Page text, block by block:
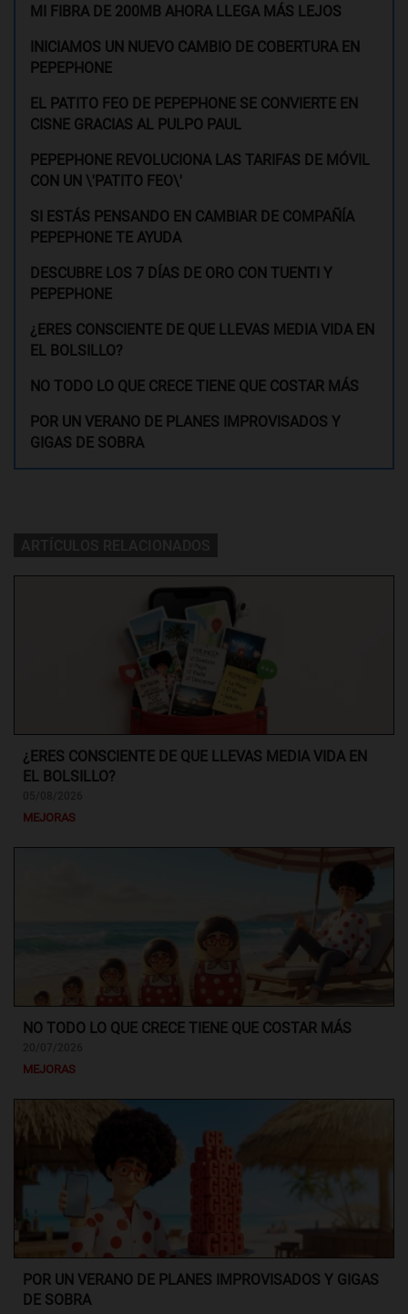
MI FIBRA DE 200MB AHORA LLEGA MÁS LEJOS
INICIAMOS UN NUEVO CAMBIO DE COBERTURA EN
PEPEPHONE
EL PATITO FEO DE PEPEPHONE SE CONVIERTE EN
CISNE GRACIAS AL PULPO PAUL
PEPEPHONE REVOLUCIONA LAS TARIFAS DE MÓVIL
CON UN \'PATITO FEO\'
SI ESTÁS PENSANDO EN CAMBIAR DE COMPAÑÍA
PEPEPHONE TE AYUDA
DESCUBRE LOS 7 DÍAS DE ORO CON TUENTI Y
PEPEPHONE
¿ERES CONSCIENTE DE QUE LLEVAS MEDIA VIDA EN
EL BOLSILLO?
NO TODO LO QUE CRECE TIENE QUE COSTAR MÁS
POR UN VERANO DE PLANES IMPROVISADOS Y
GIGAS DE SOBRA
¿ERES CONSCIENTE DE QUE LLEVAS MEDIA VIDA EN
EL BOLSILLO?
MEJORAS
NO TODO LO QUE CRECE TIENE QUE COSTAR MÁS
MEJORAS
POR UN VERANO DE PLANES IMPROVISADOS Y GIGAS
DE SOBRA